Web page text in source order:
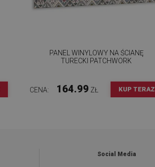
PANEL WINYLOWY NA ŚCIANĘ
TURECKI PATCHWORK
CENA: 164.99 ZŁ KUP TERAZ
Social Media